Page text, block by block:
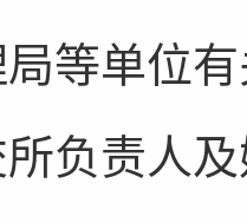
等单位
负责人